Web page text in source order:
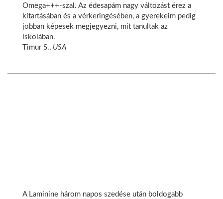
Omega+++-szal. Az édesapám nagy változást érez a
kitartásában és a vérkeringésében, a gyerekeim pedig
jobban képesek megjegyezni, mit tanultak az
iskolában.
Timur S., USA
A Laminine három napos szedése után boldogabb